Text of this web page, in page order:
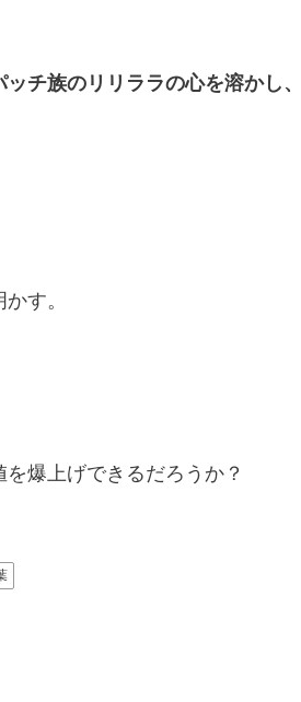
チ族のリリララの心を溶かし、
す。
爆上げできるだろうか？